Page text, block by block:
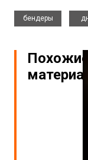
бендеры
Похожие